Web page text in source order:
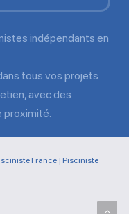
indépendants en
tous vos projets
avec des
proximité.
France| Pisciniste